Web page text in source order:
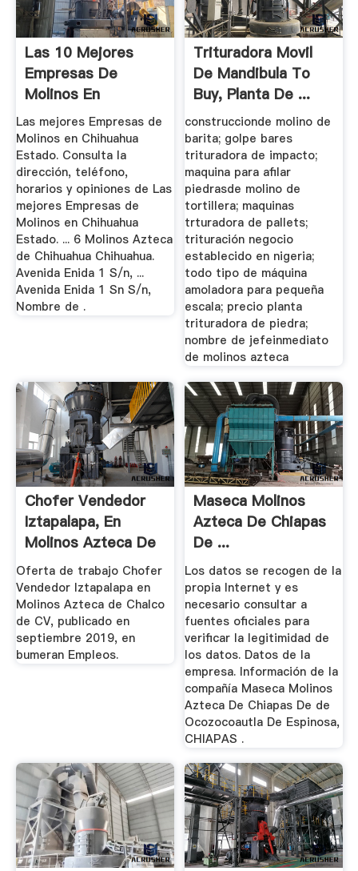
Las 10 Mejores
Empresas De
Molinos En
Chihuahua Estado
Las mejores Empresas de
Molinos en Chihuahua
Estado. Consulta la
dirección, teléfono,
horarios y opiniones de Las
mejores Empresas de
Molinos en Chihuahua
Estado. ... 6 Molinos Azteca
de Chihuahua Chihuahua.
Avenida Enida 1 S/n, ...
Avenida Enida 1 Sn S/n,
Nombre de .
Trituradora Movil
De Mandibula To
Buy, Planta De ...
construccionde molino de
barita; golpe bares
trituradora de impacto;
maquina para afilar
piedrasde molino de
tortillera; maquinas
trturadora de pallets;
trituración negocio
establecido en nigeria;
todo tipo de máquina
amoladora para pequeña
escala; precio planta
trituradora de piedra;
nombre de jefeinmediato
de molinos azteca
Chofer Vendedor
Iztapalapa, En
Molinos Azteca De
Chalco S ...
Oferta de trabajo Chofer
Vendedor Iztapalapa en
Molinos Azteca de Chalco
de CV, publicado en
septiembre 2019, en
bumeran Empleos.
Maseca Molinos
Azteca De Chiapas
De ...
Los datos se recogen de la
propia Internet y es
necesario consultar a
fuentes oficiales para
verificar la legitimidad de
los datos. Datos de la
empresa. Información de la
compañía Maseca Molinos
Azteca De Chiapas De de
Ocozocoautla De Espinosa,
CHIAPAS .